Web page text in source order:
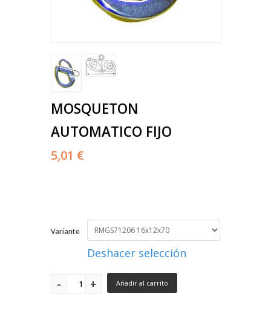
MOSQUETON
AUTOMATICO FIJO
5,01 €
Variante
Deshacer selección
Añadir al carrito